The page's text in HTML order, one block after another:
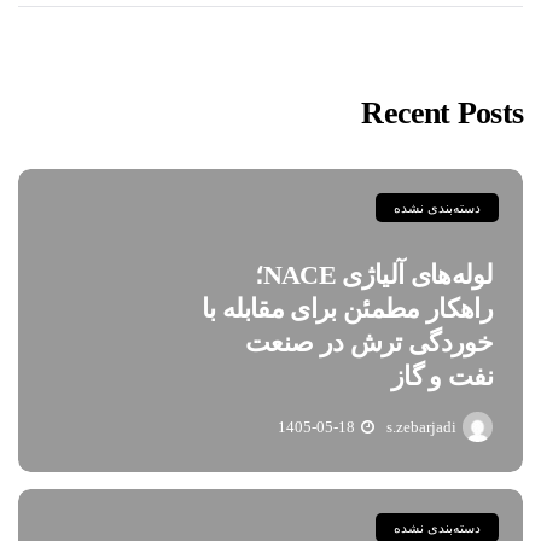
Recent Posts
دسته‌بندی نشده
لوله‌های آلیاژی NACE؛
راهکار مطمئن برای مقابله با
خوردگی ترش در صنعت
نفت و گاز
s.zebarjadi
1405-05-18
دسته‌بندی نشده